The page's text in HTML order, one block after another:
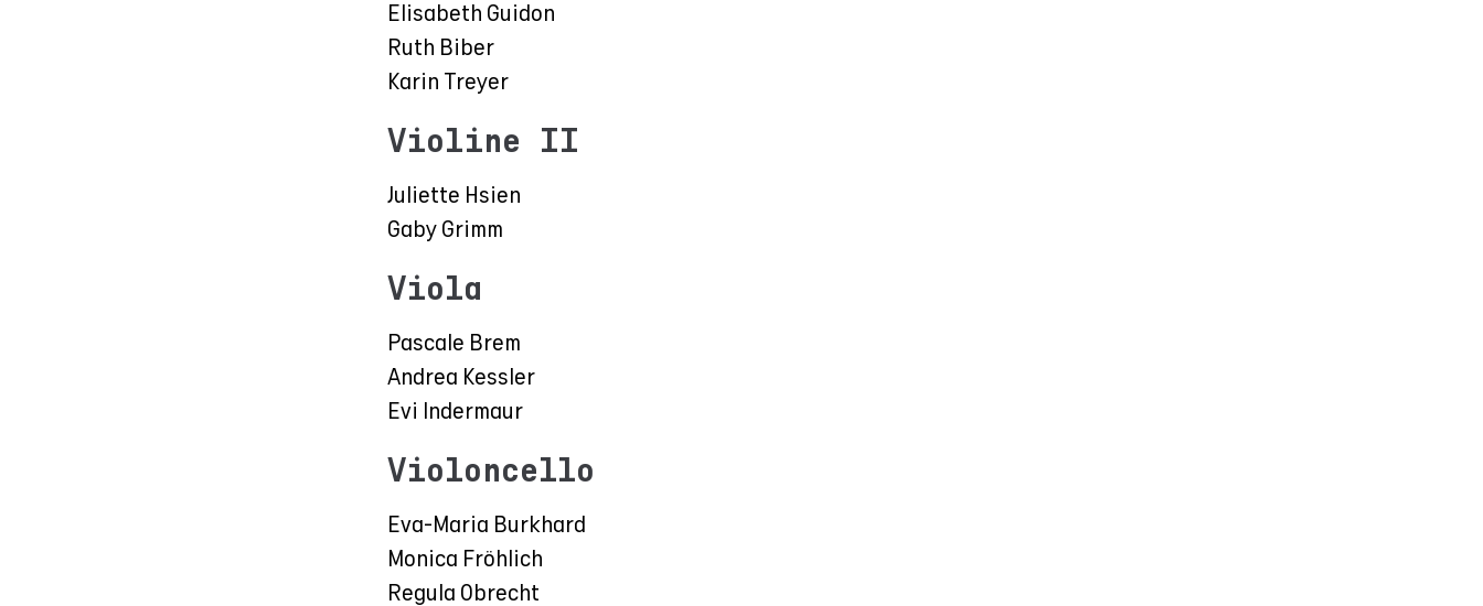
Elisabeth Guidon
Ruth Biber
Karin Treyer
Violine II
Juliette Hsien
Gaby Grimm
Viola
Pascale Brem
Andrea Kessler
Evi Indermaur
Violoncello
Eva-Maria Burkhard
Monica Fröhlich
Regula Obrecht